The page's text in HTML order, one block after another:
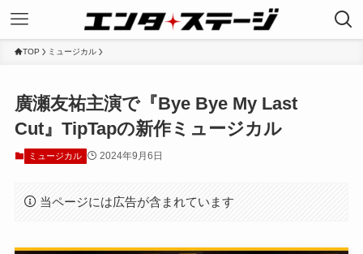
TOP ミュージカル
廣瀬友祐主演で『Bye Bye My Last
Cut』TipTapの新作ミュージカル
ミュージカル 2024年9月6日
当ページには広告が含まれています